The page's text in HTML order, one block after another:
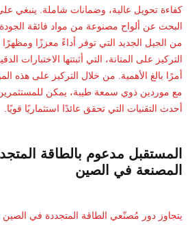
كفاءة تحويل عالية، وضمانات شاملة. ينبغي
البحث عن ألواح مصنوعة من مواد فائقة الجودة،
من الجيل الجديد التي توفر أداءً معززًا ومظهرًا
التركيز على المتانة، التي أثبتتها الاختبارات
أمرًا بالغ الأهمية. من خلال التركيز على هذه
مع موردين ذوي سمعة طيبة، يمكن
أحدث التقنيات التي تحقق عائدًا استثماريًا قويًا.
المستقبل مدعوم بالطاقة
المصنعة في الصين
يتجاوز دور مُصنّعي الطاقة المتجددة في الصين